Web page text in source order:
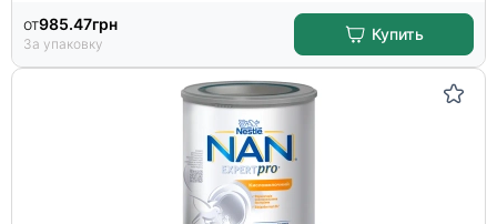
от985.47грн
За упаковку
Купить